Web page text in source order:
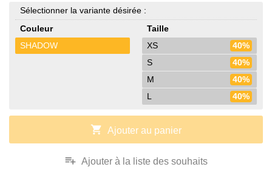
Sélectionner la variante désirée :
Couleur
SHADOW
Taille
XS
40%
S
40%
M
40%
L
40%
shopping_cart Ajouter au panier
playlist_add Ajouter à la liste des souhaits